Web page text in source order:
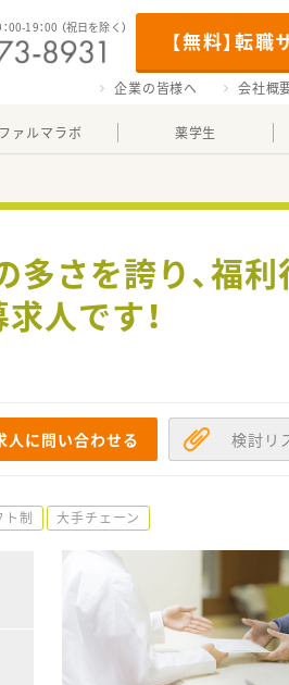
【無料】転職
00-19：00 （祝日を除く）
企業の皆様へ 会社概
ファルマラボ 薬学生
多さを誇り、福利
人です！
人に問い合わせる 検討リ
ト制 大手チェーン